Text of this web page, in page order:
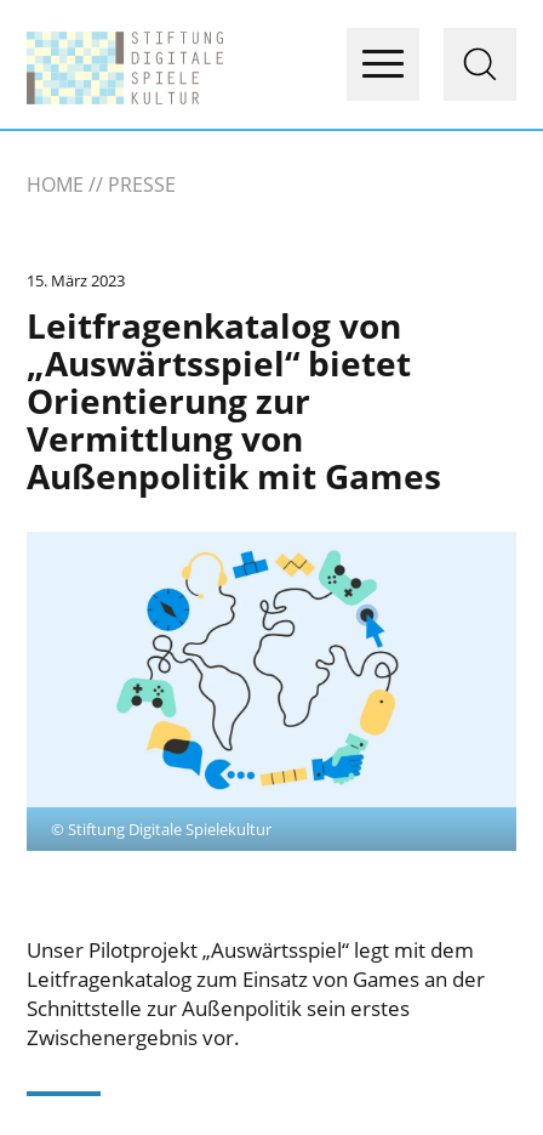
HOME PRESSE
15. März 2023
Leitfragenkatalog von
„Auswärtsspiel“ bietet
Orientierung zur
Vermittlung von
Außenpolitik mit Games
© Stiftung Digitale Spielekultur
Unser Pilotprojekt „Auswärtsspiel“ legt mit dem
Leitfragenkatalog zum Einsatz von Games an der
Schnittstelle zur Außenpolitik sein erstes
Zwischenergebnis vor.